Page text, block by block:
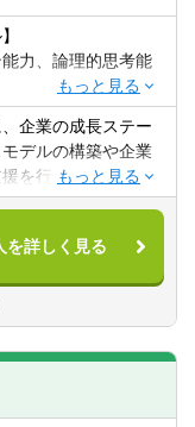
感謝と信頼関係、
の経営へのインパ
経験とスキルを網
・ファイナンス等）
教育費枠
事と両立しながら
）
できる社内アカデ
育成目線で構築し
力、論理的思考能
エクセル、パワー
計知識
人、会計事務所、
社の経営企画経験
企業の成長ステー
デルの構築や企業
を行うのが、同社
ィング部門です。
行います。
生支援
務、デューデリジ
績管理制度構築・
を詳しく見る